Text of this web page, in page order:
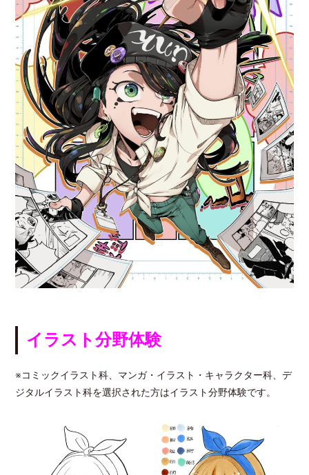
イラスト分野体験
※コミックイラスト科、マンガ・イラスト・キャラクター科、デ
ジタルイラスト科を選択された方はイラスト分野体験です。